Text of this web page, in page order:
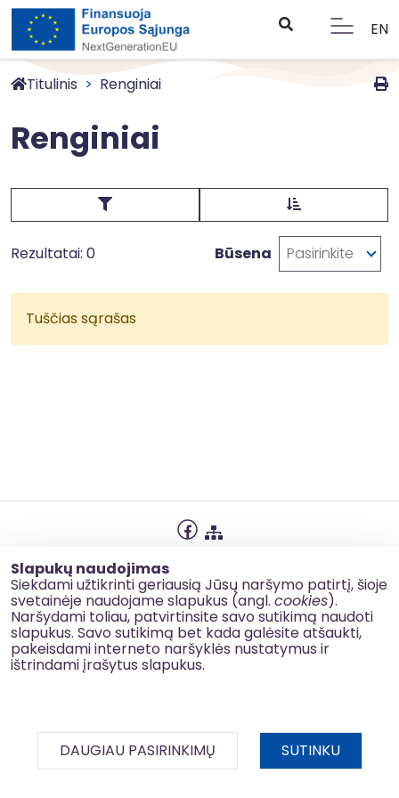
Slapukų naudojimas
Siekdami užtikrinti geriausią Jūsų naršymo patirtį, šioje
svetainėje naudojame slapukus (angl. cookies).
Naršydami toliau, patvirtinsite savo sutikimą naudoti
slapukus. Savo sutikimą bet kada galėsite atšaukti,
pakeisdami interneto naršyklės nustatymus ir
ištrindami įrašytus slapukus.
DAUGIAU PASIRINKIMŲ SUTINKU
EN
Titulinis Renginiai
Renginiai
Rezultatai: 0 Būsena Pasirinkite
Tuščias sąrašas
Slapukų naudojimas
Korupcijos prevencija
Kontaktai